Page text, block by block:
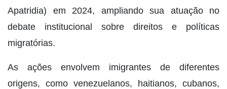
Apatridia) em 2024, ampliando sua atuação no
debate institucional sobre direitos e políticas
migratórias.
As ações envolvem imigrantes de diferentes
origens, como venezuelanos, haitianos, cubanos,